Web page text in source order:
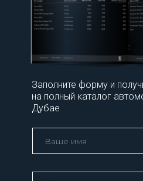
Заполните форму и
на полный каталог
Дубае